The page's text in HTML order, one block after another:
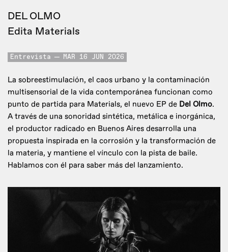
DEL OLMO
Edita Materials
Entrevista MAR 16 JUN 2026
La sobreestimulación, el caos urbano y la contaminación
multisensorial de la vida contemporánea funcionan como
punto de partida para Materials, el nuevo EP de Del Olmo.
A través de una sonoridad sintética, metálica e inorgánica,
el productor radicado en Buenos Aires desarrolla una
propuesta inspirada en la corrosión y la transformación de
la materia, y mantiene el vínculo con la pista de baile.
Hablamos con él para saber más del lanzamiento.